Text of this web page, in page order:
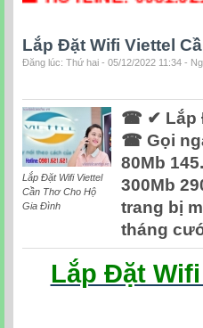
Lắp Đặt Wifi Viettel
Đăng lúc: Thứ hai - 05/12/2022 11:34 -
Lắp Đặt Wifi Viettel
Cần Thơ Cho Hộ
Gia Đình
☎ ✔ Lắp
☎ Gọi
80Mb
300Mb
trang bị
tháng
Lắp Đặt